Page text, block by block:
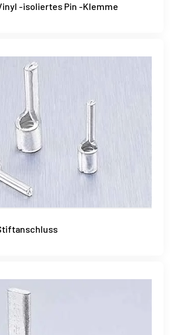
-isoliertes Pin -Klemme